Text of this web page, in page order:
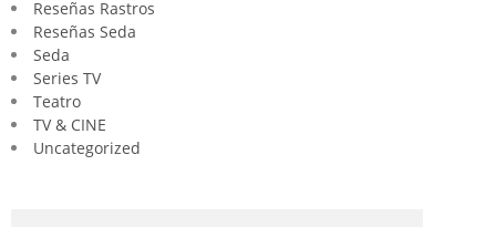
Reseñas Rastros
Reseñas Seda
Seda
Series TV
Teatro
TV & CINE
Uncategorized